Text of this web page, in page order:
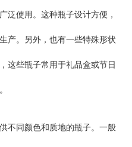
泛使用。这种瓶子设计方便，
产。另外，也有一些特殊形状
这些瓶子常用于礼品盒或节日
不同颜色和质地的瓶子。一般